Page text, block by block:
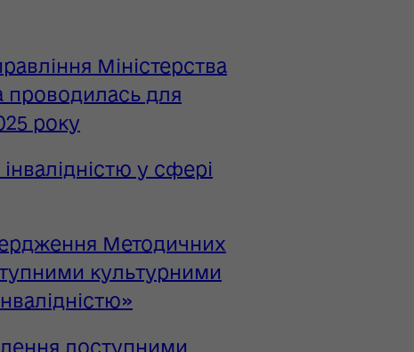
Міністерства
проводилась для
року
у сфері
Методичних
культурними
доступними